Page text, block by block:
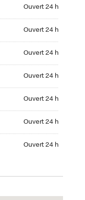
Ouvert 24 h
Ouvert 24 h
Ouvert 24 h
Ouvert 24 h
Ouvert 24 h
Ouvert 24 h
Ouvert 24 h